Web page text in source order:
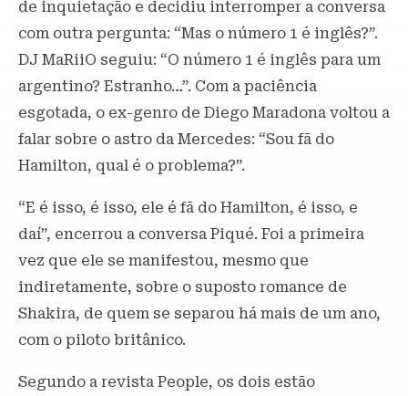
de inquietação e decidiu interromper a conversa
com outra pergunta: “Mas o número 1 é inglês?”.
DJ MaRiiO seguiu: “O número 1 é inglês para um
argentino? Estranho…”. Com a paciência
esgotada, o ex-genro de Diego Maradona voltou a
falar sobre o astro da Mercedes: “Sou fã do
Hamilton, qual é o problema?”.
“E é isso, é isso, ele é fã do Hamilton, é isso, e
daí”, encerrou a conversa Piqué. Foi a primeira
vez que ele se manifestou, mesmo que
indiretamente, sobre o suposto romance de
Shakira, de quem se separou há mais de um ano,
com o piloto britânico.
Segundo a revista People, os dois estão